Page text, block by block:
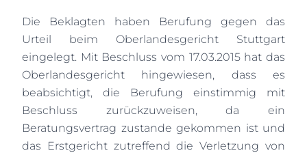
Die Beklagten haben Berufung gegen das
Urteil beim Oberlandesgericht Stuttgart
eingelegt. Mit Beschluss vom 17.03.2015 hat das
Oberlandesgericht hingewiesen, dass es
beabsichtigt, die Berufung einstimmig mit
Beschluss zurückzuweisen, da ein
Beratungsvertrag zustande gekommen ist und
das Erstgericht zutreffend die Verletzung von